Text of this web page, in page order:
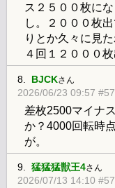
ス２５００枚に
し。２０００枚
りとか久々に見
４回１２０００
8. BJCKさん
2026/06/23 09:57
差枚2500マイナ
か？4000回転時
が。
9. 猛猛猛獣王4さん
2026/07/13 14:10